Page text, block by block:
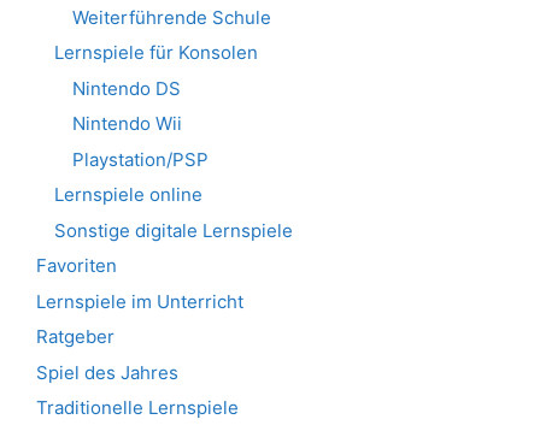
Weiterführende Schule
Lernspiele für Konsolen
Nintendo DS
Nintendo Wii
Playstation/PSP
Lernspiele online
Sonstige digitale Lernspiele
Favoriten
Lernspiele im Unterricht
Ratgeber
Spiel des Jahres
Traditionelle Lernspiele